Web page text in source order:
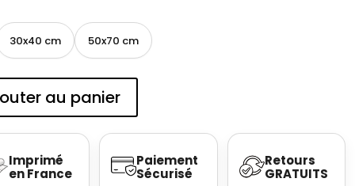
30x40 cm 50x70 cm
au panier
Imprimé
en France
Paiement
Sécurisé
Retours
GRATUITS